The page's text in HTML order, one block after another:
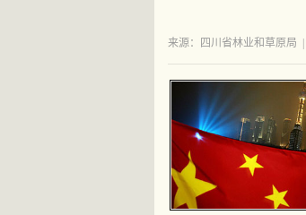
来源：​四川省林业和草原局